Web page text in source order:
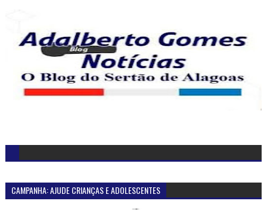
CAMPANHA: AJUDE CRIANÇAS E ADOLESCENTES